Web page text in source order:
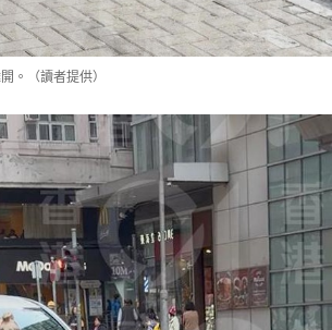
。（讀者提供）